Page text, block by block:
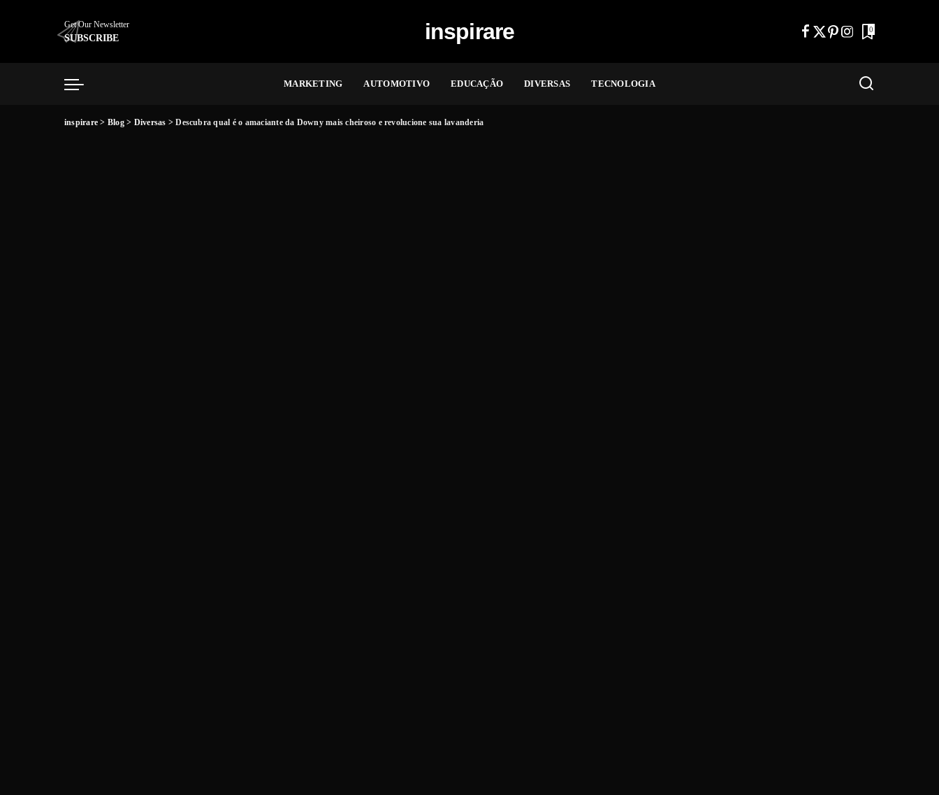
Get Our Newsletter
SUBSCRIBE inspirare 0
MARKETING AUTOMOTIVO EDUCAÇÃO DIVERSAS TECNOLOGIA
inspirare > Blog> Diversas >Descubra qual é o amaciante da Downy mais cheiroso e revolucione sua lavanderia